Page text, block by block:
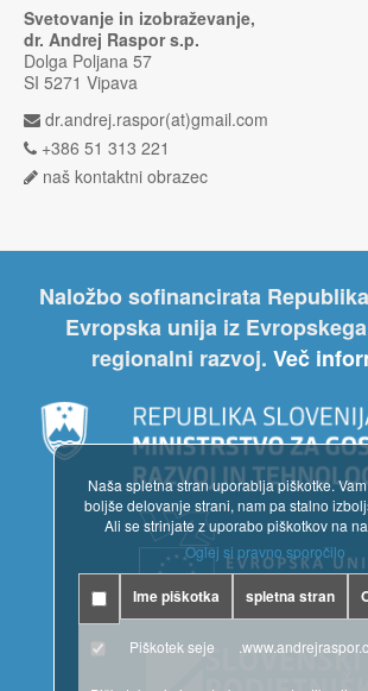
Svetovanje in izobraževanje,
dr. Andrej Raspor s.p.
Dolga Poljana 57
SI 5271 Vipava
dr.andrej.raspor(at)gmail.com
+386 51 313 221
naš kontaktni obrazec
Naložbo sofinancirata
Evropska unija iz
regionalni razvoj. Več
Naša spletna stran uporablja piškotke.
boljše delovanje strani, nam pa stalno
Ali se strinjate z uporabo piškotkov na
Oglej si pravno sporočilo
Ime piškotka spletna stran
Piškotek seje